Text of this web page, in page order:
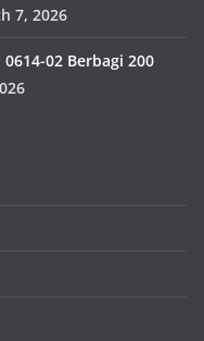
7, 2026
02 Berbagi 200